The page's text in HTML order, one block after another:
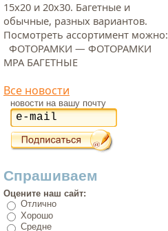
15х20 и 20х30. Багетные и
обычные, разных вариантов.
Посмотреть ассортимент можно:
ФОТОРАМКИ — ФОТОРАМКИ
МРА БАГЕТНЫЕ
Все новости
новости на вашу почту
Спрашиваем
Оцените наш сайт:
Отлично
Хорошо
Средне